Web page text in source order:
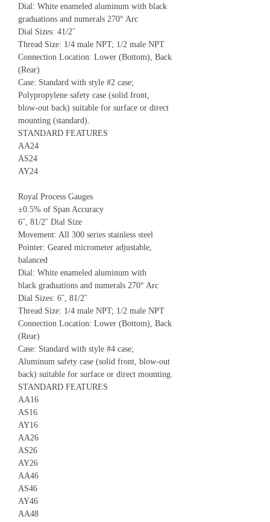
Dial: White enameled aluminum with black
graduations and numerals 270° Arc
Dial Sizes: 41/2˝
Thread Size: 1/4 male NPT; 1/2 male NPT
Connection Location: Lower (Bottom), Back
(Rear)
Case: Standard with style #2 case;
Polypropylene safety case (solid front,
blow-out back) suitable for surface or direct
mounting (standard).
STANDARD FEATURES
AA24
AS24
AY24
Royal Process Gauges
±0.5% of Span Accuracy
6˝, 81/2˝ Dial Size
Movement: All 300 series stainless steel
Pointer: Geared micrometer adjustable,
balanced
Dial: White enameled aluminum with
black graduations and numerals 270° Arc
Dial Sizes: 6˝, 81/2˝
Thread Size: 1/4 male NPT; 1/2 male NPT
Connection Location: Lower (Bottom), Back
(Rear)
Case: Standard with style #4 case;
Aluminum safety case (solid front, blow-out
back) suitable for surface or direct mounting.
STANDARD FEATURES
AA16
AS16
AY16
AA26
AS26
AY26
AA46
AS46
AY46
AA48